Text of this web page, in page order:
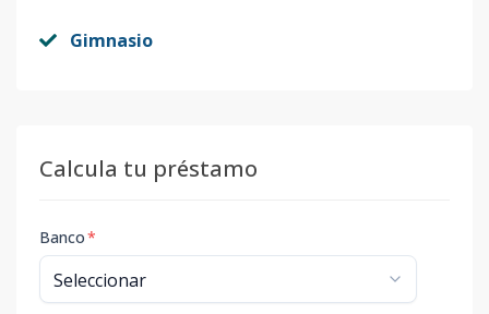
Gimnasio
Calcula tu préstamo
Banco*